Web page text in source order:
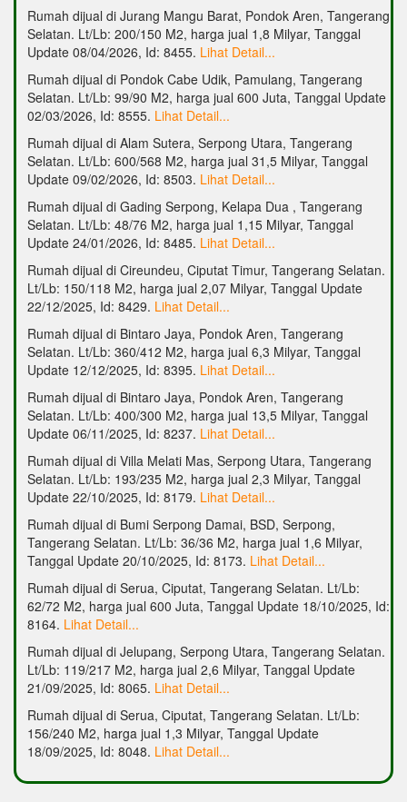
Rumah dijual di Jurang Mangu Barat, Pondok Aren, Tangerang
Selatan. Lt/Lb: 200/150 M2, harga jual 1,8 Milyar, Tanggal
Update 08/04/2026, Id: 8455. Lihat Detail...
Rumah dijual di Pondok Cabe Udik, Pamulang, Tangerang
Selatan. Lt/Lb: 99/90 M2, harga jual 600 Juta, Tanggal Update
02/03/2026, Id: 8555. Lihat Detail...
Rumah dijual di Alam Sutera, Serpong Utara, Tangerang
Selatan. Lt/Lb: 600/568 M2, harga jual 31,5 Milyar, Tanggal
Update 09/02/2026, Id: 8503. Lihat Detail...
Rumah dijual di Gading Serpong, Kelapa Dua , Tangerang
Selatan. Lt/Lb: 48/76 M2, harga jual 1,15 Milyar, Tanggal
Update 24/01/2026, Id: 8485. Lihat Detail...
Rumah dijual di Cireundeu, Ciputat Timur, Tangerang Selatan.
Lt/Lb: 150/118 M2, harga jual 2,07 Milyar, Tanggal Update
22/12/2025, Id: 8429. Lihat Detail...
Rumah dijual di Bintaro Jaya, Pondok Aren, Tangerang
Selatan. Lt/Lb: 360/412 M2, harga jual 6,3 Milyar, Tanggal
Update 12/12/2025, Id: 8395. Lihat Detail...
Rumah dijual di Bintaro Jaya, Pondok Aren, Tangerang
Selatan. Lt/Lb: 400/300 M2, harga jual 13,5 Milyar, Tanggal
Update 06/11/2025, Id: 8237. Lihat Detail...
Rumah dijual di Villa Melati Mas, Serpong Utara, Tangerang
Selatan. Lt/Lb: 193/235 M2, harga jual 2,3 Milyar, Tanggal
Update 22/10/2025, Id: 8179. Lihat Detail...
Rumah dijual di Bumi Serpong Damai, BSD, Serpong,
Tangerang Selatan. Lt/Lb: 36/36 M2, harga jual 1,6 Milyar,
Tanggal Update 20/10/2025, Id: 8173. Lihat Detail...
Rumah dijual di Serua, Ciputat, Tangerang Selatan. Lt/Lb:
62/72 M2, harga jual 600 Juta, Tanggal Update 18/10/2025, Id:
8164. Lihat Detail...
Rumah dijual di Jelupang, Serpong Utara, Tangerang Selatan.
Lt/Lb: 119/217 M2, harga jual 2,6 Milyar, Tanggal Update
21/09/2025, Id: 8065. Lihat Detail...
Rumah dijual di Serua, Ciputat, Tangerang Selatan. Lt/Lb:
156/240 M2, harga jual 1,3 Milyar, Tanggal Update
18/09/2025, Id: 8048. Lihat Detail...